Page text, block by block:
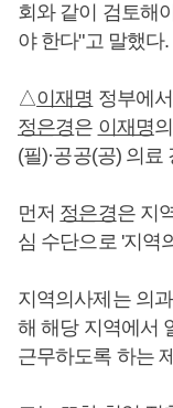
회와 같이 검토해
야 한다"고 말했다.
△이재명 정부에
정은경은 이재명
(필)·공공(공) 의
먼저 정은경은 지
심 수단으로 '지역
지역의사제는 의
해 해당 지역에서
근무하도록 하는